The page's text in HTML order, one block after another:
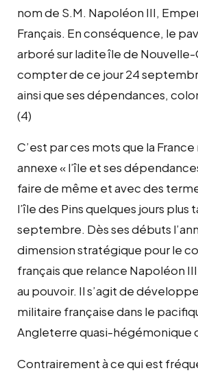
nom de S.M. Napoléon III,
Français. En conséquence, le
arboré sur ladite île de
compter de ce jour 24
ainsi que ses dépendances,
(4)
C’est par ces mots que la
annexe « l’île et ses
faire de même et avec des
l’île des Pins quelques jours plus
septembre. Dès ses débuts
dimension stratégique pour le
français que relance Napoléon
au pouvoir. Il s’agit de
militaire française dans le
Angleterre quasi-hégémonique
Contrairement à ce qui est